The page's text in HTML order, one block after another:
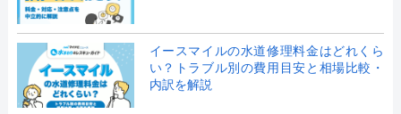
イースマイルの水道修理料金はどれくら
い？トラブル別の費用目安と相場比較・
内訳を解説